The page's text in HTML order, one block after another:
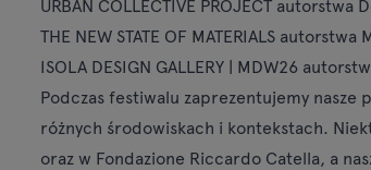
THE NEW STATE OF MATERIALS autorstwa
ISOLA DESIGN GALLERY | MDW26
Podczas festiwalu zaprezentujemy
różnych środowiskach i kontekstach.
oraz w Fondazione Riccardo Catella, a